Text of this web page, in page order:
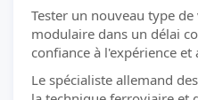
Tester un nouveau type
modulaire dans un délai
confiance à l'expérience et
Le spécialiste allemand